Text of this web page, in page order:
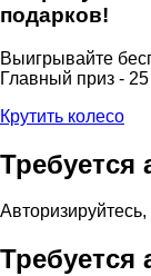
подарков!
Выигрывайте
Главный приз -
Крутить колесо
Требуется
Требуется